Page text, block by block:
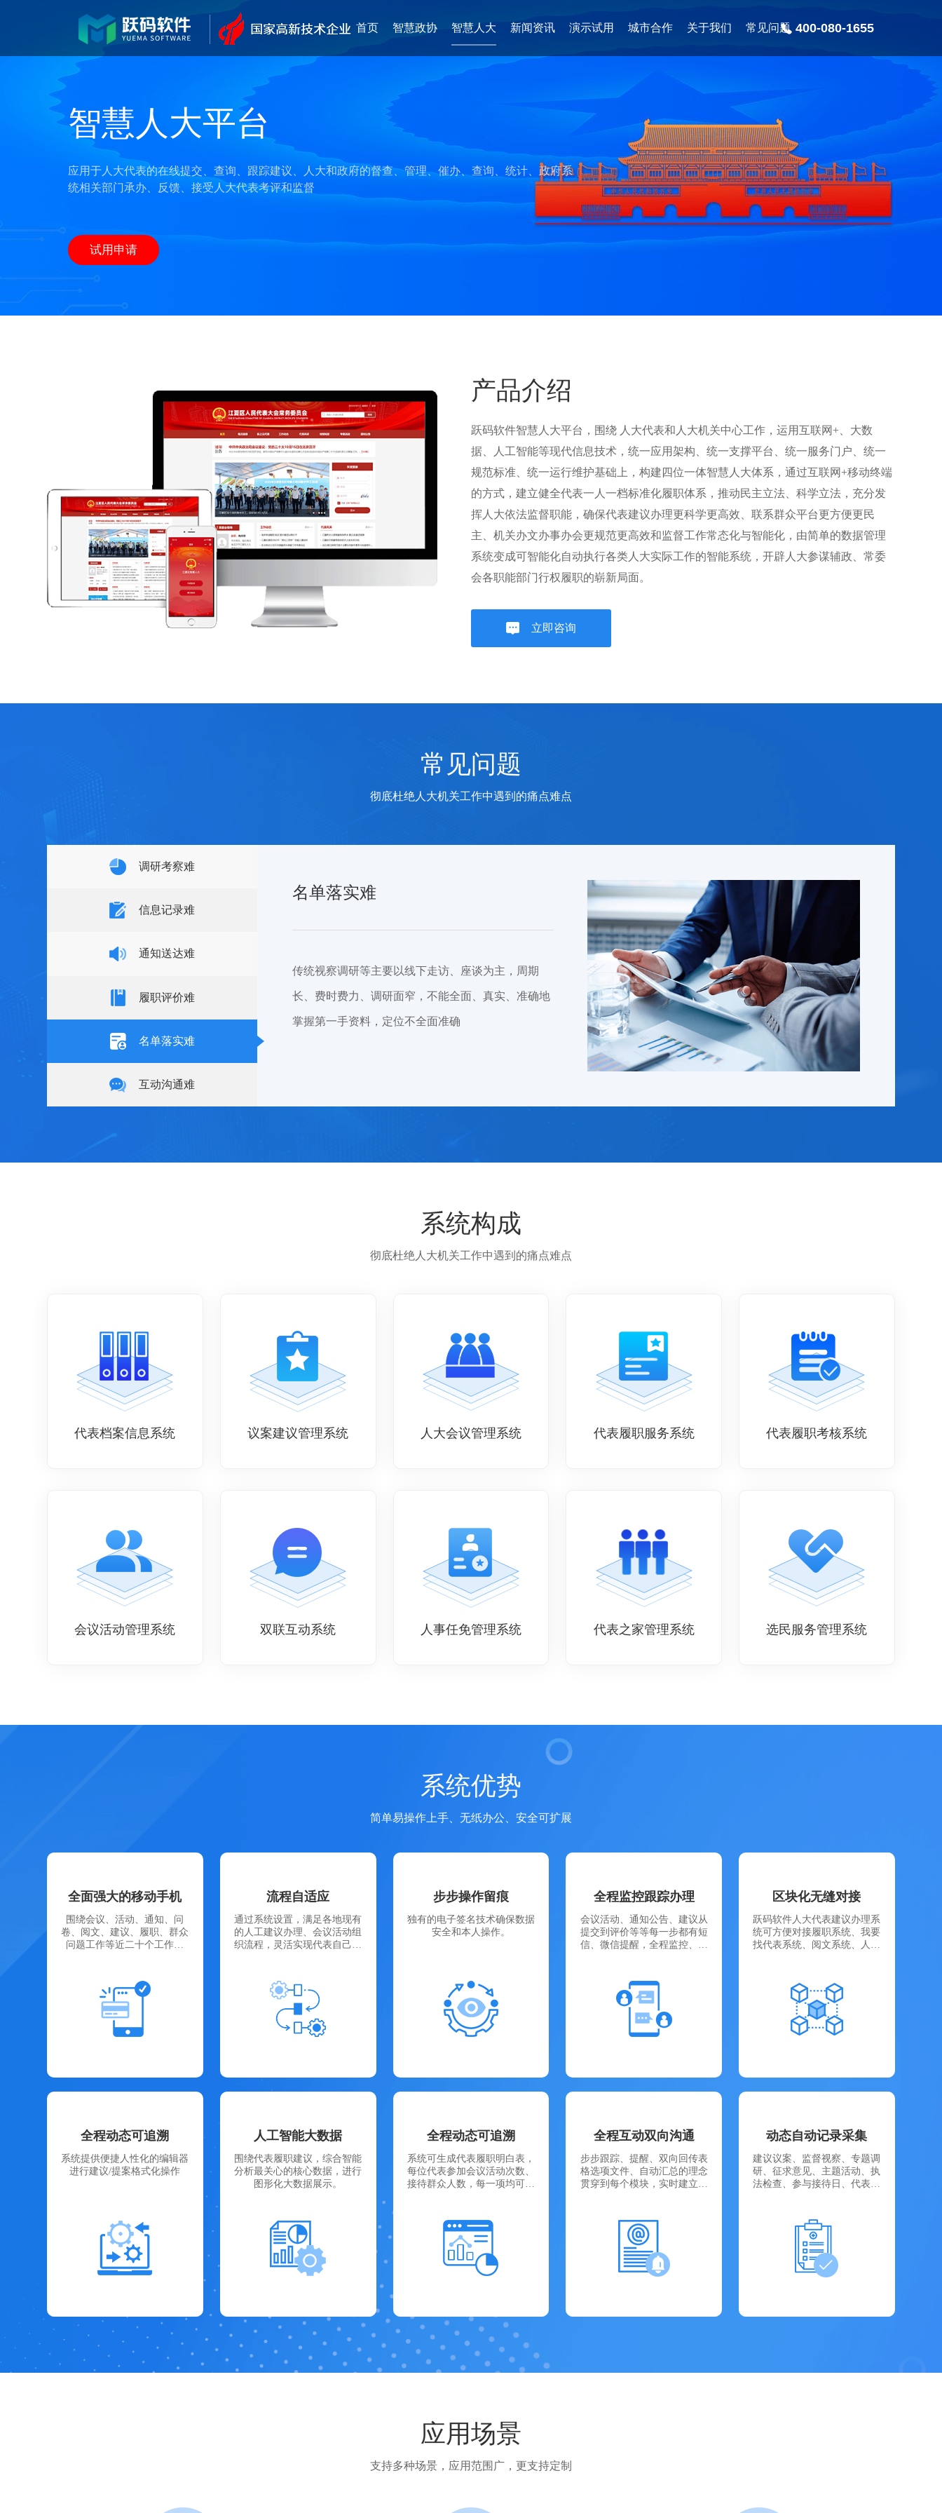
400-080-1655
首页 智慧政协 智慧人大 新闻资讯 演示试用 城市合作 关于我们 常见问题
智慧人大平台
应用于人大代表的在线提交、查询、跟踪建议、人大和政府的督查、管理、催办、查询、统计、政府系
统相关部门承办、反馈、接受人大代表考评和监督
试用申请
产品介绍
跃码软件智慧人大平台，围绕 人大代表和人大机关中心工作，运用互联网+、大数
据、人工智能等现代信息技术，统一应用架构、统一支撑平台、统一服务门户、统一
规范标准、统一运行维护基础上，构建四位一体智慧人大体系，通过互联网+移动终端
的方式，建立健全代表一人一档标准化履职体系，推动民主立法、科学立法，充分发
挥人大依法监督职能，确保代表建议办理更科学更高效、联系群众平台更方便更民
主、机关办文办事办会更规范更高效和监督工作常态化与智能化，由简单的数据管理
系统变成可智能化自动执行各类人大实际工作的智能系统，开辟人大参谋辅政、常委
会各职能部门行权履职的崭新局面。
立即咨询
常见问题
彻底杜绝人大机关工作中遇到的痛点难点
调研考察难
信息记录难
通知送达难
履职评价难
名单落实难
互动沟通难
传统视察调研等主要以线下走访、座谈为主，周期
传统视察调研等主要以线下走访、座谈为主，周期
长、费时费力、调研面窄，不能全面、真实、准确地
掌握第一手资料，定位不全面准确
履职评价难
掌握第一手资料，定位不全面准确
名单落实难
传统视察调研等主要以线下走访、座谈为主，周期
长、费时费力、调研面窄，不能全面、真实、准确地
掌握第一手资料，定位不全面准确
传统视察调研等主要以线下走访、座谈为主，周期
长、费时费力、调研面窄，不能全面、真实、准确地
调研考察难
掌握第一手资料，定位不全面准确
系统构成
彻底杜绝人大机关工作中遇到的痛点难点
代表档案信息系统 议案建议管理系统 人大会议管理系统 代表履职服务系统 代表履职考核系统
会议活动管理系统 双联互动系统 人事任免管理系统 代表之家管理系统 选民服务管理系统
系统优势
简单易操作上手、无纸办公、安全可扩展
全面强大的移动手机
围绕会议、活动、通知、问
卷、阅文、建议、履职、群众
问题工作等近二十个工作节
流程自适应
通过系统设置，满足各地现有
的人工建议办理、会议活动组
织流程，灵活实现代表自己提
步步操作留痕
独有的电子签名技术确保数据
安全和本人操作。
全程监控跟踪办理
会议活动、通知公告、建议从
提交到评价等等每一步都有短
信、微信提醒，全程监控、跟
区块化无缝对接
跃码软件人大代表建议办理系
统可方便对接履职系统、我要
找代表系统、阅文系统、人代
全程动态可追溯
系统提供便捷人性化的编辑器
进行建议/提案格式化操作
人工智能大数据
围绕代表履职建议，综合智能
分析最关心的核心数据，进行
图形化大数据展示。
全程动态可追溯
系统可生成代表履职明白表，
每位代表参加会议活动次数、
接待群众人数，每一项均可实
全程互动双向沟通
步步跟踪、提醒、双向回传表
格选项文件、自动汇总的理念
贯穿到每个模块，实时建立代
动态自动记录采集
建议议案、监督视察、专题调
研、征求意见、主题活动、执
法检查、参与接待日、代表小
应用场景
支持多种场景，应用范围广，更支持定制